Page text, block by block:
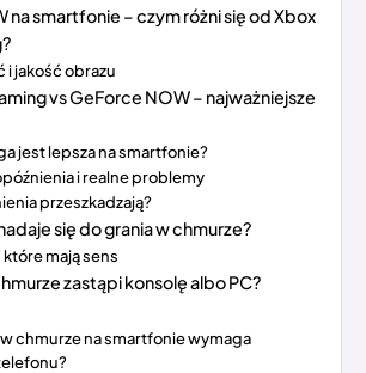
na smartfonie – czym różni się od Xbox
i jakość obrazu
vs GeForce NOW – najważniejsze
jest lepsza na smartfonie?
i realne problemy
przeszkadzają?
się do grania w chmurze?
mają sens
zastąpi konsolę albo PC?
chmurze na smartfonie wymaga